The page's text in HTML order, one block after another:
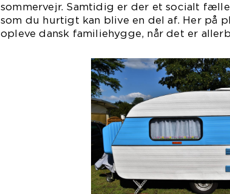
sommervejr. Samtidig er der et socialt
som du hurtigt kan blive en del af. Her på
opleve dansk familiehygge, når det er